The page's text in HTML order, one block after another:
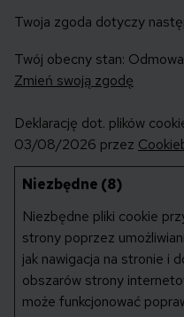
Twoja zgoda dotyczy
Twój obecny stan:
Zmień swoją zgodę
Deklarację dot. plików
03/08/2026 przez
Niezbędne (8)
Niezbędne pliki cookie
strony poprzez
jak nawigacja na stronie i
obszarów strony
może funkcjonować